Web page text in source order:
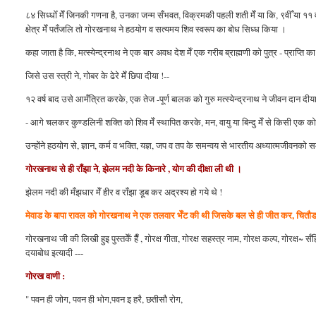
८४ सिध्धोँ मेँ जिनकी गणना है, उनका जन्म सँभवत, विक्रमकी पहली शती मेँ या कि, ९वीँ या
क्षेत्र मेँ पतँजलि तो गोरखनाथ ने हठयोग व सत्यमय शिव स्वरूप का बोध सिध्ध किया ।
कहा जाता है कि, मत्स्येन्द्रनाथ ने एक बार अवध देश मेँ एक गरीब ब्राह्मणी को पुत्र - प्राप्ति
जिसे उस स्त्री ने, गोबर के ढेरे मेँ छिपा दीया !--
१२ वर्ष बाद उसे आमँत्रित करके, एक तेज -पूर्ण बालक को गुरु मत्स्येन्द्रनाथ ने जीवन दान
- आगे चलकर कुण्डलिनी शक्ति को शिव मेँ स्थापित करके, मन, वायु या बिन्दु मेँ से किसी एक
उन्होंने हठयोग से, ज्ञान, कर्म व भक्ति, यज्ञ, जप व तप के समन्वय से भारतीय अध्यात्मजीवनको
गोरखनाथ से ही राँझा ने, झेलम नदी के किनारे , योग की दीक्षा ली थी ।
झेलम नदी की मँझधार मेँ हीर व राँझा डूब कर अद्रश्य हो गये थे !
मेवाड के बापा रावल को गोरखनाथ ने एक तलवार भेँट की थी जिसके बल से ही जीत कर, चितौड
गोरखनाथ जी की लिखी हुइ पुस्तकेँ हैँ , गोरक्ष गीता, गोरक्ष सहस्त्र नाम, गोरक्ष कल्प, गोरक्ष~
दयाबोध इत्यादी ---
गोरख वाणी:
" पवन ही जोग, पवन ही भोग,पवन इ हरै, छतीसौ रोग,